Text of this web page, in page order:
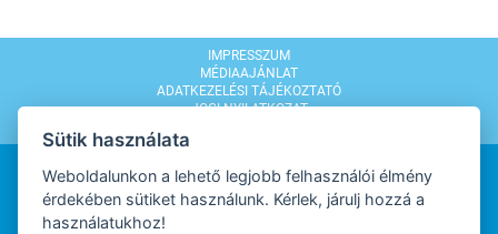
IMPRESSZUM
MÉDIAAJÁNLAT
ADATKEZELÉSI TÁJÉKOZTATÓ
JOGI NYILATKOZAT
Sütik használata
Weboldalunkon a lehető legjobb felhasználói élmény
érdekében sütiket használunk. Kérlek, járulj hozzá a
használatukhoz!